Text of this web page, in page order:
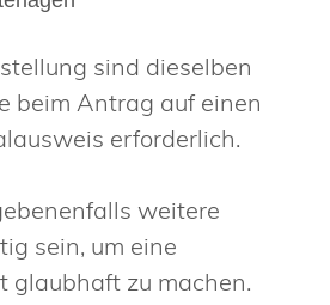
sind dieselben
beim Antrag auf einen
erforderlich.
weitere
sein, um eine
glaubhaft zu machen.